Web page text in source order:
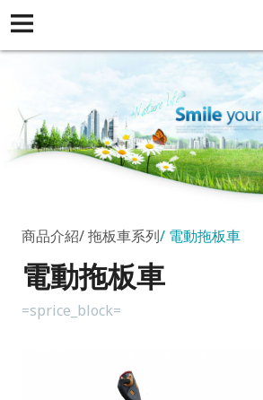
商品介紹 拖板車系列 電動拖板車
電動拖板車
=sprice_block=